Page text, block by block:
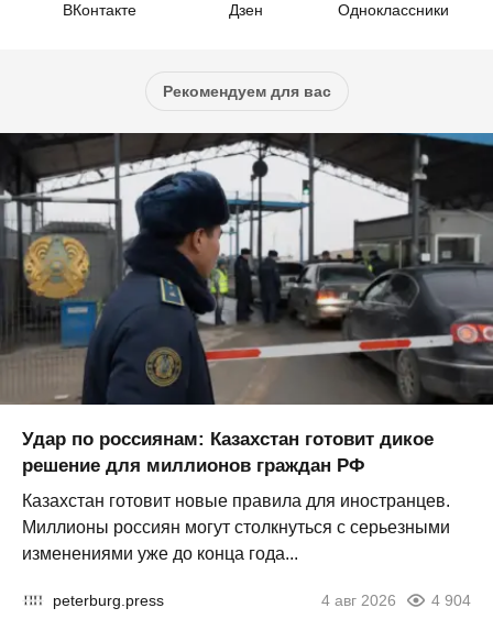
ВКонтакте Дзен Одноклассники
Рекомендуем для вас
Удар по россиянам: Казахстан готовит дикое
решение для миллионов граждан РФ
Казахстан готовит новые правила для иностранцев.
Миллионы россиян могут столкнуться с серьезными
изменениями уже до конца года...
peterburg.press 4 авг 2026 4 904